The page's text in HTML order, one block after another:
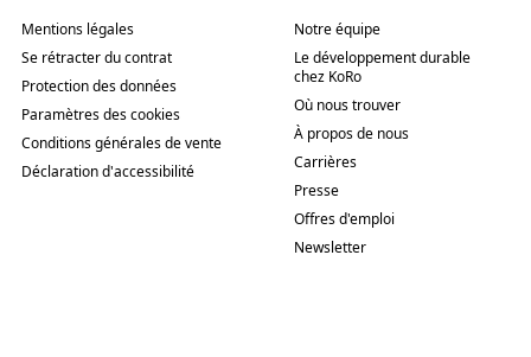
Mentions légales
Se rétracter du contrat
Protection des données
Paramètres des cookies
Conditions générales de vente
Déclaration d'accessibilité
Notre équipe
Le développement durable
chez KoRo
Où nous trouver
À propos de nous
Carrières
Presse
Offres d'emploi
Newsletter